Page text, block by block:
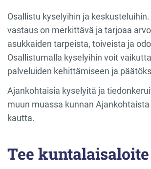
Osallistu kyselyihin ja
vastaus on merkittävä ja tarjoaa
asukkaiden tarpeista, toiveista ja
Osallistumalla kyselyihin voit
palveluiden kehittämiseen ja
Ajankohtaisia kyselyitä ja
muun muassa kunnan
kautta.
Tee kuntalaisaloite